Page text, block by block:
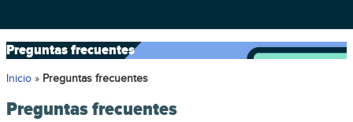
Preguntas frecuentes
Inicio » Preguntas frecuentes
Preguntas frecuentes